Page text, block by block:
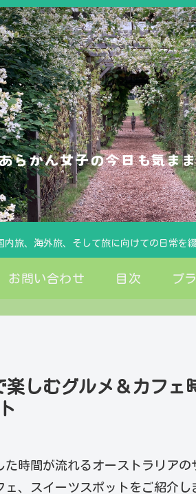
旅、海外旅、そして旅に向けての日常を
お問い合わせ 目次 プ
楽しむグルメ＆カフ
時間が流れるオーストラリアの
、スイーツスポットをご紹介し